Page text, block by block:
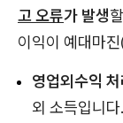
고 오류가 발생
이익이 예대마
영업외수익 처
외 소득입니다.